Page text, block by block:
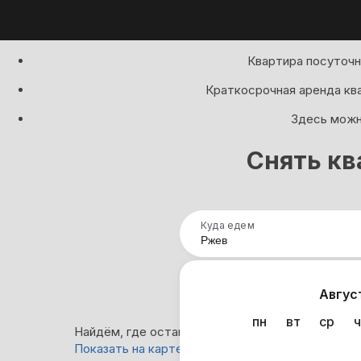
Квартира
Краткосрочная аренда
Здесь
Снять
Куда едем
пн
вт ср
Найдём, где остановиться в Ржеве: 57 вариантов
Показать на карте